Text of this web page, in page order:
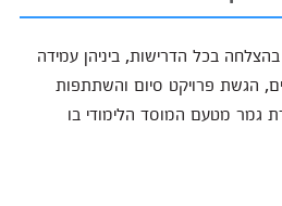
בכל הדרישות, ביניהן עמידה
הגשת פרויקט סיום והשתתפות
גמר מטעם המוסד הלימודי בו